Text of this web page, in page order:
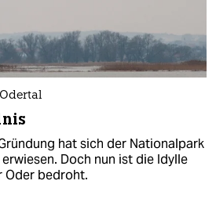
hat sich der Nationalpark
Doch nun ist die Idylle
Oder bedroht.